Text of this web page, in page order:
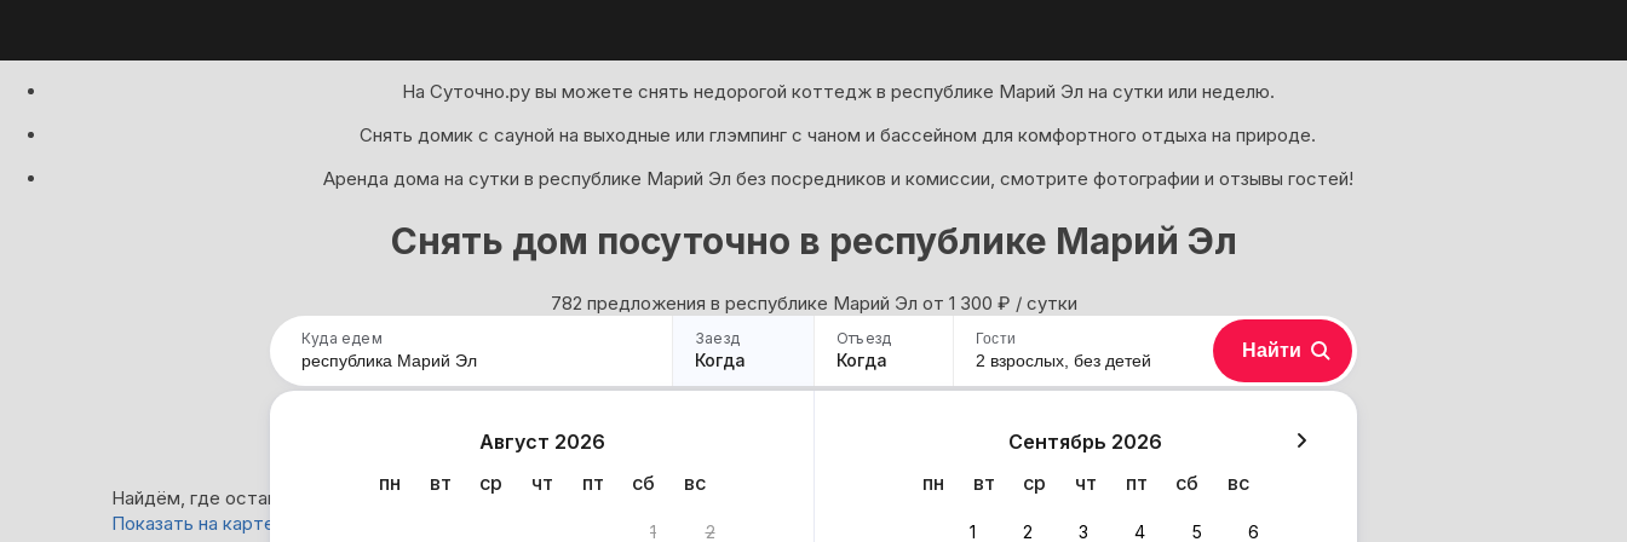
На Суточно.ру вы можете снять недорогой коттедж в республике Марий Эл на сутки или неделю.
Снять домик с сауной на выходные или глэмпинг с чаном и бассейном для комфортного отдыха на природе.
Аренда дома на сутки в республике Марий Эл без посредников и комиссии, смотрите фотографии и отзывы гостей!
Снять дом посуточно в республике Марий Эл
782 предложения в республике Марий Эл oт 1 300 ₽ / сутки
Куда едем Заезд
Когда
Отъезд
Когда
Август 2026
пн
вт ср чт пт сб вс
1 2
Сентябрь 2026
пн
вт ср чт пт сб вс
1 2 3 4 5 6
Гости
2 взрослых, без детей Найти
Найдём, где остановиться в республике Марий Эл: 782 варианта
Показать на карте